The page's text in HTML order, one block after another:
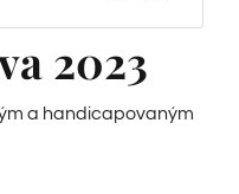
2023
a handicapovaným